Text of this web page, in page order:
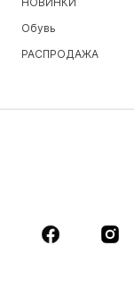
Обувь
РАСПРОДАЖА
БРЕНДЫ